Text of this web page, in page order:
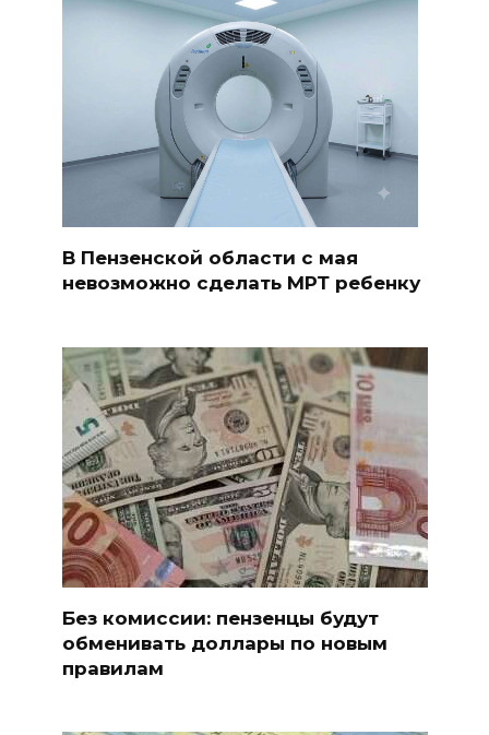
В Пензенской области с мая
невозможно сделать МРТ ребенку
Без комиссии: пензенцы будут
обменивать доллары по новым
правилам